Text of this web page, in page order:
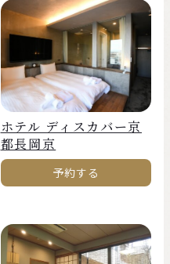
ホテル ディスカバー京
都長岡京
予約する